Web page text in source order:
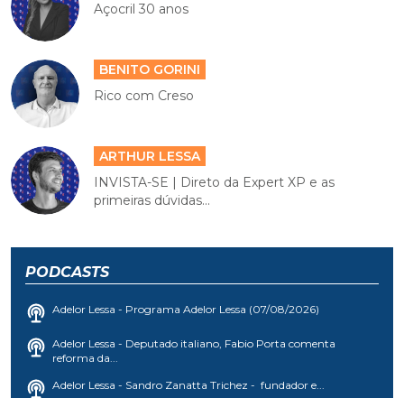
Açocril 30 anos
BENITO GORINI
Rico com Creso
ARTHUR LESSA
INVISTA-SE | Direto da Expert XP e as
primeiras dúvidas...
PODCASTS
Adelor Lessa - Programa Adelor Lessa (07/08/2026)
Adelor Lessa - Deputado italiano, Fabio Porta comenta
reforma da...
Adelor Lessa - Sandro Zanatta Trichez - fundador e...